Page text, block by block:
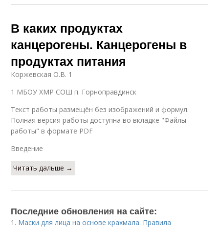
В каких продуктах
канцерогены. Канцерогены в
продуктах питания
Коржевская О.В. 1
1 МБОУ ХМР СОШ п. Горноправдинск
Текст работы размещён без изображений и формул.
Полная версия работы доступна во вкладке "Файлы
работы" в формате PDF
Введение
Читать дальше →
Последние обновления на сайте:
1. Маски для лица на основе крахмала. Правила